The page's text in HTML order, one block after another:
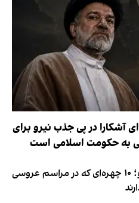
آشکارا در پی جذب نیرو برای
به حکومت اسلامی است
لیست ممنوعه کریستیانو؛ ۱۰ چهره‌ای که در مراسم عروسی